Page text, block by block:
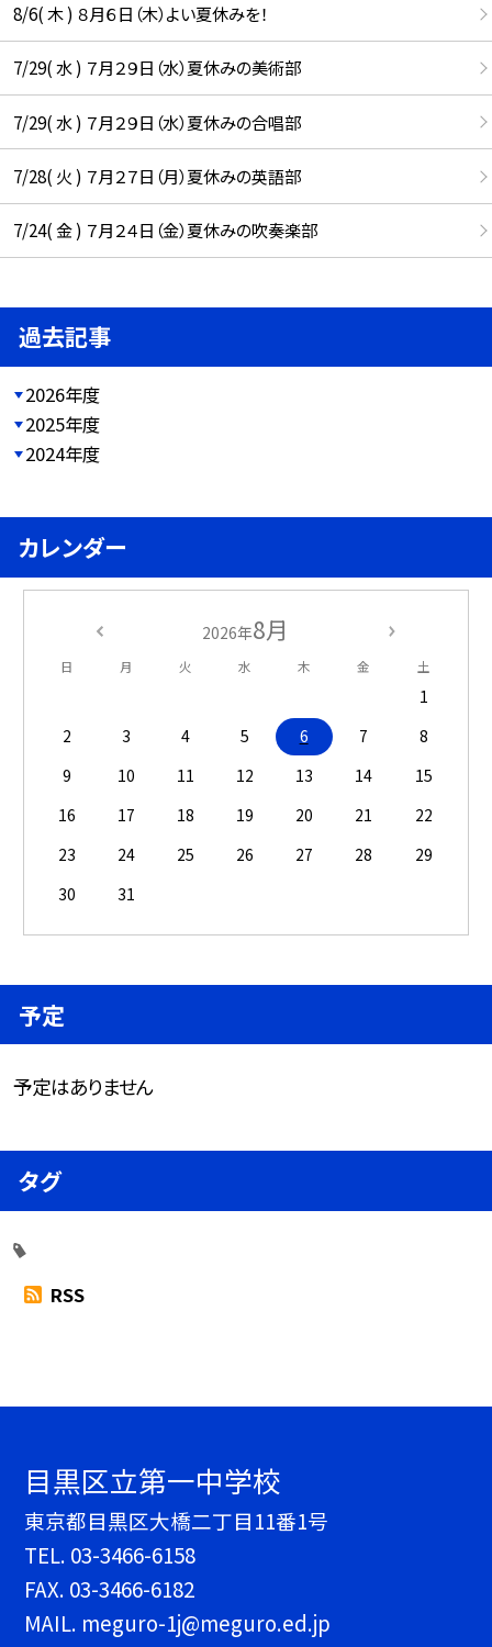
8/6( 木 ) ８月６日（木）よい夏休みを！
7/29( 水 ) ７月２９日（水）夏休みの美術部
7/29( 水 ) ７月２９日（水）夏休みの合唱部
7/28( 火 ) ７月２７日（月）夏休みの英語部
7/24( 金 ) ７月２４日（金）夏休みの吹奏楽部
過去記事
2026年度
2025年度
2024年度
カレンダー
2026年8月
日 月 火 水 木 金 土
1
2
3 4 5 6 7
8
9
10 11 12 13 14
15
16
17 18 19 20 21
22
23
24 25 26 27 28
29
30
31
予定
予定はありません
タグ
RSS
目黒区立第一中学校
東京都目黒区大橋二丁目11番1号
TEL. 03-3466-6158
FAX. 03-3466-6182
MAIL. meguro-1j@meguro.ed.jp